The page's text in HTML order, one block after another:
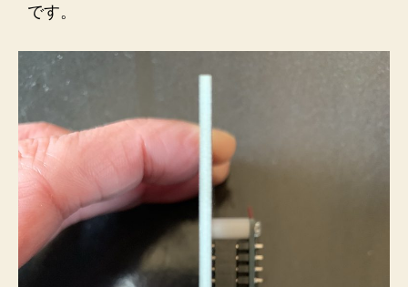
です。